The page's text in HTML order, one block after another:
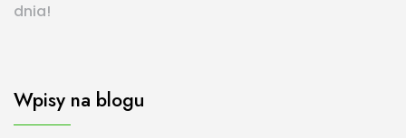
dnia!
Wpisy na blogu